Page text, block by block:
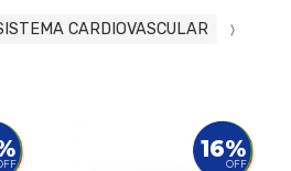
CARDIOVASCULAR
16%
OFF